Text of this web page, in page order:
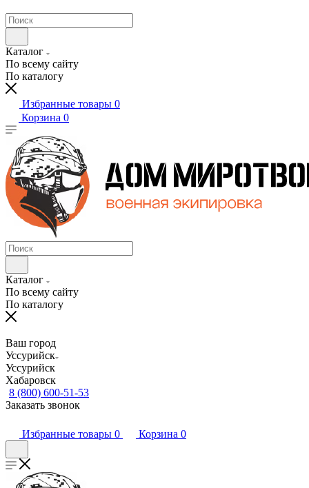
Каталог
По всему сайту
По каталогу
Избранные товары 0
Корзина 0
Каталог
По всему сайту
По каталогу
Ваш город
Уссурийск
Уссурийск
Хабаровск
8 (800) 600-51-53
Заказать звонок
Избранные товары 0 Корзина 0